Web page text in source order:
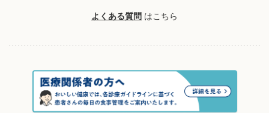
よくある質問 はこちら